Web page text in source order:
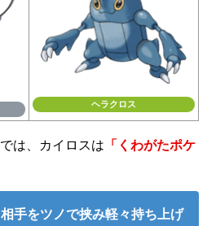
ヘラクロス
は、カイロスは 「くわがたポケ
手をツノで挟み軽々持ち上げ